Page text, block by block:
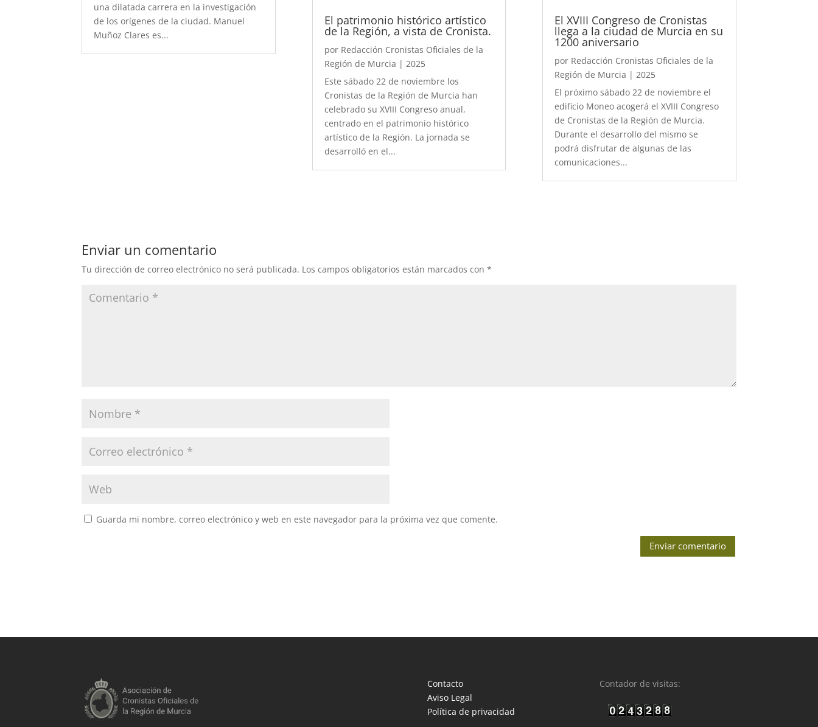
una dilatada carrera en la investigación
de los orígenes de la ciudad. Manuel
Muñoz Clares es...
El patrimonio histórico artístico
de la Región, a vista de Cronista.
por Redacción Cronistas Oficiales de la
Región de Murcia | 2025
Este sábado 22 de noviembre los
Cronistas de la Región de Murcia han
celebrado su XVIII Congreso anual,
centrado en el patrimonio histórico
artístico de la Región. La jornada se
desarrolló en el...
El XVIII Congreso de Cronistas
llega a la ciudad de Murcia en su
1200 aniversario
por Redacción Cronistas Oficiales de la
Región de Murcia | 2025
El próximo sábado 22 de noviembre el
edificio Moneo acogerá el XVIII Congreso
de Cronistas de la Región de Murcia.
Durante el desarrollo del mismo se
podrá disfrutar de algunas de las
comunicaciones...
Enviar un comentario
Tu dirección de correo electrónico no será publicada. Los campos obligatorios están marcados con*
Guarda mi nombre, correo electrónico y web en este navegador para la próxima vez que comente.
Enviar comentario
Contacto
Aviso Legal
Política de privacidad
Contador de visitas: